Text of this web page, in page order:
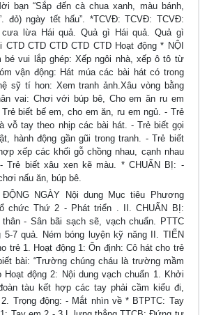
bạn “Sắp đến cà chua xanh, màu bánh,
đỏ) ngày tết hấu”. *TCVĐ: TCVĐ: TCVĐ:
lừa Hái quả. Quả gì Hái quả. Quả gì
CTD CTD CTD CTD Hoạt động * NỘI
bé vui lắp ghép: Xếp ngôi nhà, xếp ô tô từ
vận động: Hát múa các bài hát có trong
sỹ tí hon: Xem tranh ảnh.Xâu vòng bằng
vai: Chơi với búp bê, Cho em ăn ru em
biết bế em, cho em ăn, ru em ngủ. - Trẻ
vỗ tay theo nhịp các bài hát. - Trẻ biết gọi
hành động gần gũi trong tranh. - Trẻ biết
xếp các khối gỗ chồng nhau, cạnh nhau
Trẻ biết xâu xen kẽ màu. * CHUẨN BỊ: -
nấu ăn, búp bê.
ĐỘNG NGÀY Nội dung Mục tiêu Phương
chức Thứ 2 - Phát triển . II. CHUẨN BỊ:
- Sân bãi sạch sẽ, vạch chuẩn. PTTC
5-7 quả. Ném bóng luyện kỹ năng II. TIẾN
trẻ 1. Hoạt động 1: Ổn định: Cô hát cho trẻ
bài: “Trường chúng cháu là trường mầm
Hoạt động 2: Nội dung vạch chuẩn 1. Khởi
tàu kết hợp các tay phải cầm kiểu đi,
Trọng động: - Mắt nhìn về * BTPTC: Tay